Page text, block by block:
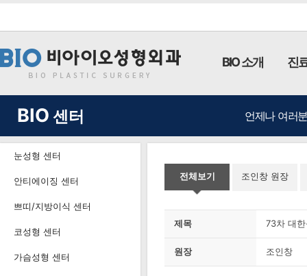
BIO 소개 진
BIO 센터 언제나 여러
눈성형 센터
안티에이징 센터
쁘띠/지방이식 센터
코성형 센터
가슴성형 센터
전체보기 조인창 원장
제목 73차 대
원장 조인창